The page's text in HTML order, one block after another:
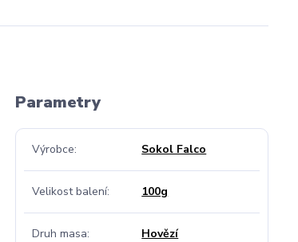
Parametry
Výrobce Sokol Falco
Velikost balení 100g
Druh masa Hovězí